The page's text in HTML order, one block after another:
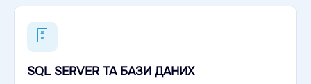
🗄
SQL SERVER ТА БАЗИ ДАНИХ